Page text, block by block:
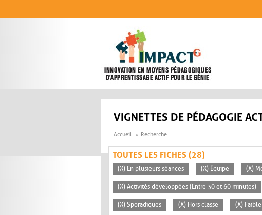
VIGNETTES DE PÉDAGOGIE
Accueil Recherche
TOUTES LES FICHES (28)
(X) En plusieurs séances (X) Équipe (X)
(X) Activités développées (Entre 30 et 60 minutes)
(X) Sporadiques (X) Hors classe (X) Faible